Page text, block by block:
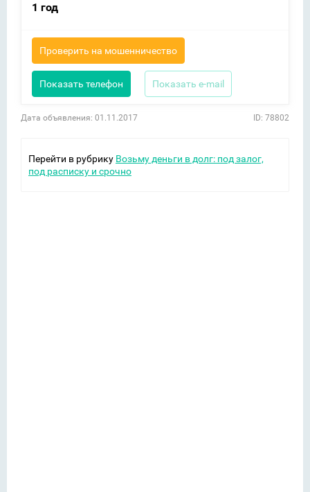
1 год
Проверить на мошенничество
Показать телефон Показать e-mail
Дата объявления: 01.11.2017 ID: 78802
Перейти в рубрику Возьму деньги в долг: под залог,
под расписку и срочно